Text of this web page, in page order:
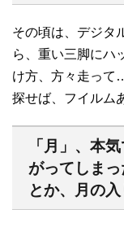
その頃は、デジタ
ら、重い三脚にハ
け方、方々走って
探せば、フイルム
「月」、本
がってしま
とか、月の